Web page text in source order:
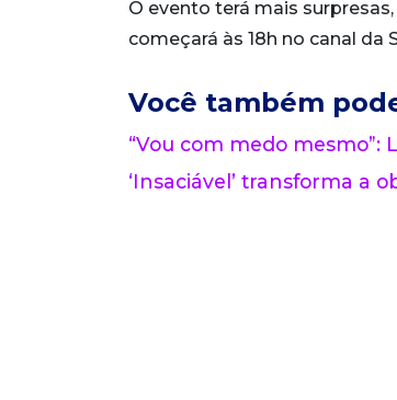
O evento terá mais
começará às 18h no canal da
Você também
“Vou com medo mesmo”:
‘Insaciável’ transforma a